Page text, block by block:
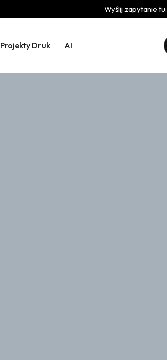
Wyślij zapytanie tu:
Projekty Druk AI